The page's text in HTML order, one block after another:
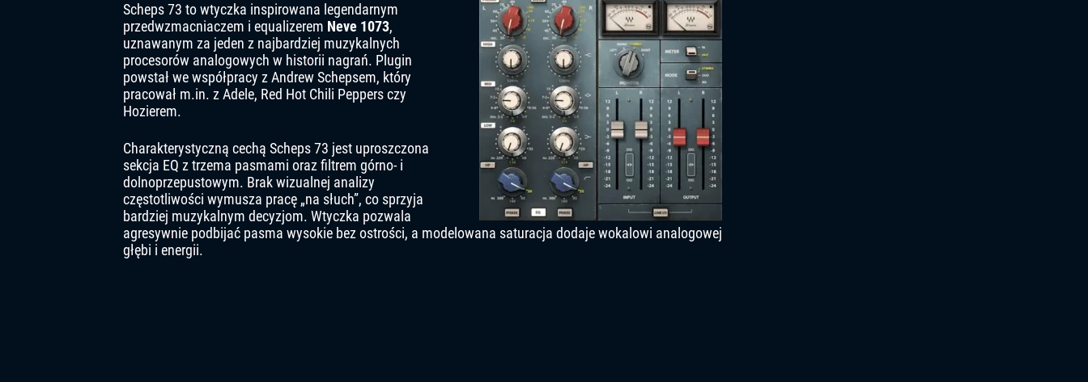
Scheps 73 to wtyczka inspirowana legendarnym
przedwzmacniaczem i equalizerem Neve 1073,
uznawanym za jeden z najbardziej muzykalnych
procesorów analogowych w historii nagrań. Plugin
powstał we współpracy z Andrew Schepsem, który
pracował m.in. z Adele, Red Hot Chili Peppers czy
Hozierem.
Charakterystyczną cechą Scheps 73 jest uproszczona
sekcja EQ z trzema pasmami oraz filtrem górno- i
dolnoprzepustowym. Brak wizualnej analizy
częstotliwości wymusza pracę „na słuch”, co sprzyja
bardziej muzykalnym decyzjom. Wtyczka pozwala
agresywnie podbijać pasma wysokie bez ostrości, a modelowana saturacja dodaje wokalowi analogowej
głębi i energii.